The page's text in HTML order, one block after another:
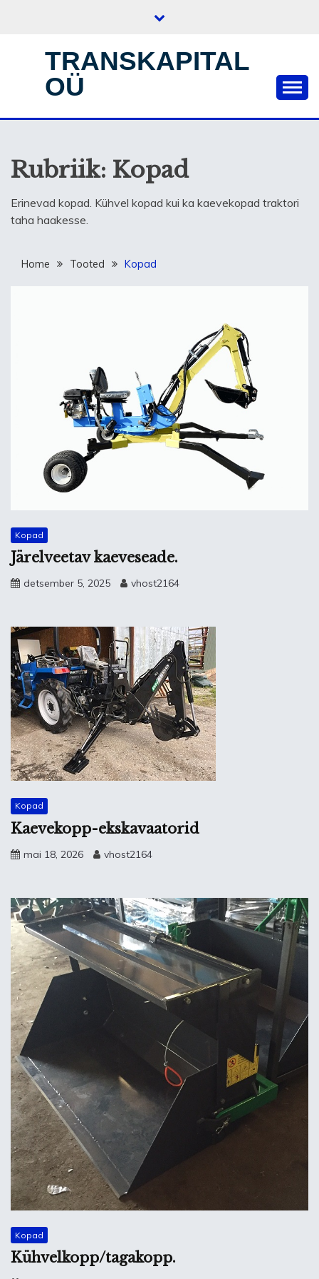
TRANSKAPITAL
OÜ
Rubriik: Kopad
Erinevad kopad. Kühvel kopad kui ka kaevekopad traktori
taha haakesse.
Home Tooted Kopad
Kopad
Järelveetav kaeveseade.
detsember 5, 2025 vhost2164
Kopad
Kaevekopp-ekskavaatorid
mai 18, 2026 vhost2164
Kopad
Kühvelkopp/tagakopp.